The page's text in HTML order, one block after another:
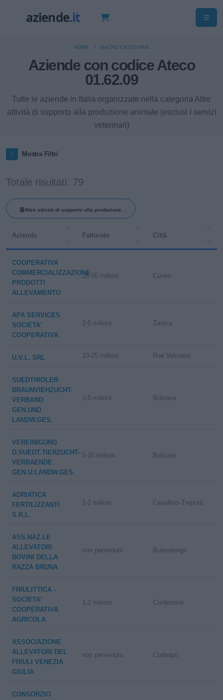
Aziende con codice Ateco
01.62.09
Tutte le aziende in Italia organizzate nella categoria Altre
attività di supporto alla produzione animale (esclusi i servizi
veterinari)
HOME MACRO CATEGORIE
COLTIVAZIONI AGRICOLE E PRODUZIONE DI PRODOTTI ANIMALI, CACCIA E
SERVIZI CONNESSI
ALTRE ATTIVITÀ DI SUPPORTO ALLA PRODUZIONE ANIMALE (ESCLUSI I SERVIZI
VETERINARI)
Mostra Filtri
Totale risultati: 79
Altre attività di supporto alla produzione
Azienda Fatturato Città
COOPERATIVA
COMMERCIALIZZAZIONE
PRODOTTI
ALLEVAMENTO
25-50 milioni Cuneo
APA SERVICES
SOCIETA'
COOPERATIVA
2-5 milioni Zanica
U.V.L. SRL 10-25 milioni Roè Volciano
SUEDTIROLER
BRAUNVIEHZUCHT-
VERBAND
GEN.UND
LANDW.GES.
2-5 milioni Bolzano
VEREINIGUNG
D.SUEDT.TIERZUCHT-
VERBAENDE
GEN.U.LANDW.GES.
5-10 milioni Bolzano
ADRIATICA
FERTILIZZANTI
S.R.L.
1-2 milioni Cavallino-Treporti
ASS.NAZ.LE
ALLEVATORI
BOVINI DELLA
RAZZA BRUNA
non pervenuto Bussolengo
FRIULITTICA -
SOCIETA'
COOPERATIVA
AGRICOLA
1-2 milioni Cordenons
ASSOCIAZIONE
ALLEVATORI DEL
FRIULI VENEZIA
GIULIA
non pervenuto Codroipo
CONSORZIO